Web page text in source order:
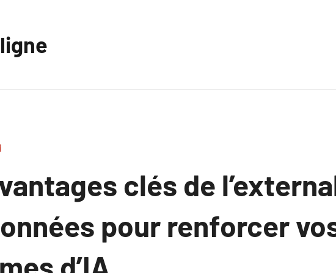
clés de
pour renforcer